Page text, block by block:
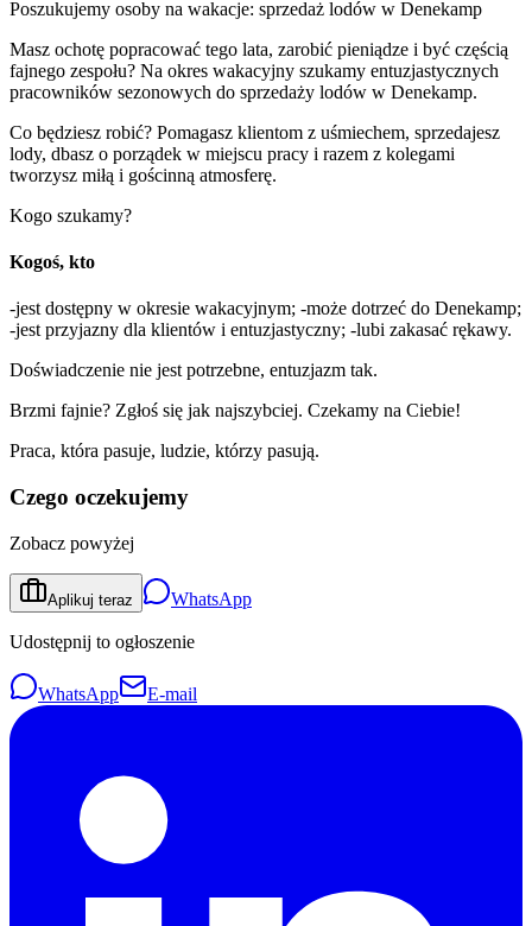
Poszukujemy osoby na wakacje: sprzedaż lodów w Denekamp
Masz ochotę popracować tego lata, zarobić pieniądze i być częścią
fajnego zespołu? Na okres wakacyjny szukamy entuzjastycznych
pracowników sezonowych do sprzedaży lodów w Denekamp.
Co będziesz robić? Pomagasz klientom z uśmiechem, sprzedajesz
lody, dbasz o porządek w miejscu pracy i razem z kolegami
tworzysz miłą i gościnną atmosferę.
Kogo szukamy?
Kogoś, kto
-jest dostępny w okresie wakacyjnym; -może dotrzeć do Denekamp;
-jest przyjazny dla klientów i entuzjastyczny; -lubi zakasać rękawy.
Doświadczenie nie jest potrzebne, entuzjazm tak.
Brzmi fajnie? Zgłoś się jak najszybciej. Czekamy na Ciebie!
Praca, która pasuje, ludzie, którzy pasują.
Czego oczekujemy
Zobacz powyżej
Aplikuj teraz WhatsApp
Udostępnij to ogłoszenie
WhatsApp E-mail